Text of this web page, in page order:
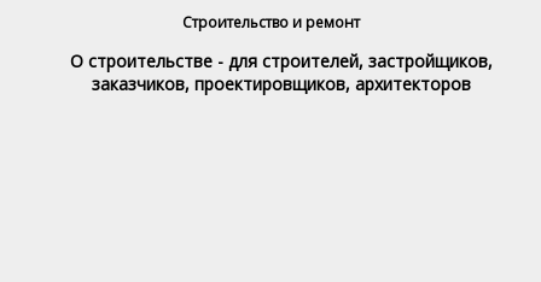
Строительство и ремонт
О строительстве - для строителей, застройщиков,
заказчиков, проектировщиков, архитекторов